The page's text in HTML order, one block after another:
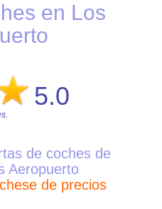
en Los
5.0
de coches de
Aeropuerto
de precios